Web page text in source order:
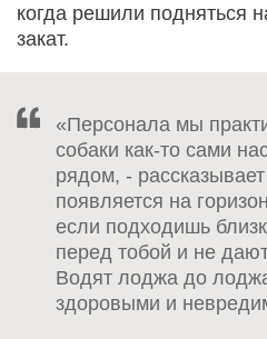
когда решили подняться
закат.
«Персонала мы
собаки как-то сами
рядом, -
появляется на
если подходишь
перед тобой и не
Водят лоджа до
здоровыми и